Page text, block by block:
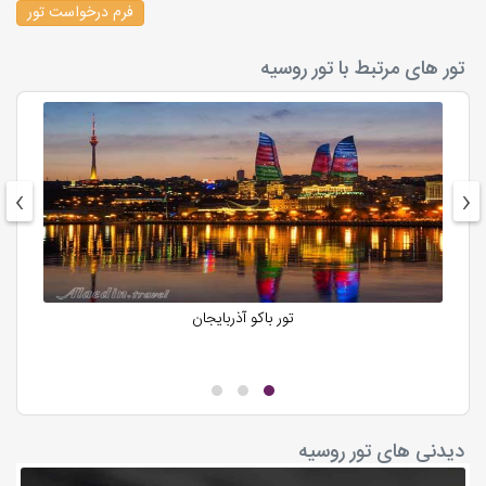
وقت آزاد برای خرید و عکاسی در هر شهر در نظر گرفته شده است.
یکی از بزرگ‌ترین موزه‌های جهان که بیش از سه میلیون اثر هنری
از داوینچی، رامبرانت، پیکاسو و سایر بزرگان هنر را در خود جای
داده است.
کاخ زمستانی
اقامتگاه تزارها در سن‌پترزبورگ که امروزه بخشی از موزه ارمیتاژ
است. شکوه و ظرافت معماری این کاخ بی‌نظیر است.
تئاتر بولشوی
یکی از مشهورترین سالن‌های اپرا و باله جهان در مسکو. اگر اهل
دریاچه بایکال
فرم درخواست تور
تور های مرتبط با تور روسیه
تور باکو آذربایجان
‹
›
دیدنی های تور روسیه